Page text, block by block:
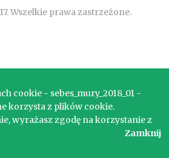
Wszelkie prawa zastrzeżone.
cookie - sebes_mury_2018_01 -
korzysta z plików cookie.
wyrażasz zgodę na korzystanie z
Zamknij